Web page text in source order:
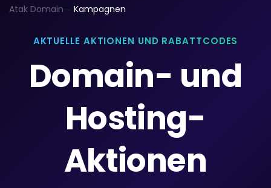
Atak Domain Kampagnen
AKTUELLE AKTIONEN UND RABATTCODES
Domain- und
Hosting-
Aktionen